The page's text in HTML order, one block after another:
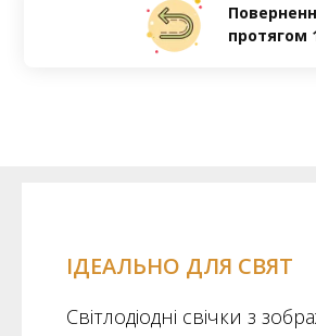
протягом
ІДЕАЛЬНО ДЛЯ СВЯТ
Світлодіодні свічки з